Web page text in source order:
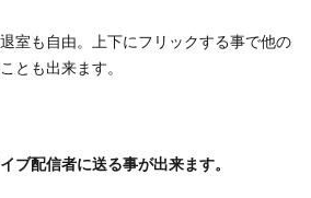
室も自由。上下にフリックする事で他の
とも出来ます。
ブ配信者に送る事が出来ます。